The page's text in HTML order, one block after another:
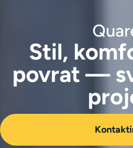
Stil,
povrat —